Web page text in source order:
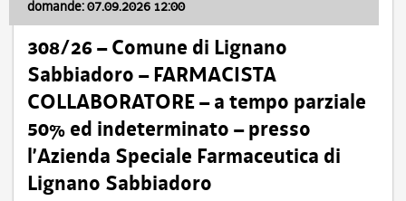
domande: 07.09.2026 12:00
308/26 – Comune di Lignano
Sabbiadoro – FARMACISTA
COLLABORATORE – a tempo parziale
50% ed indeterminato – presso
l’Azienda Speciale Farmaceutica di
Lignano Sabbiadoro